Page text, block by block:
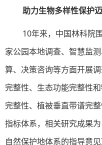
助力生物多样性保护
10年来，中国林科院
家公园本地调查、智慧监
算、决策咨询等方面开展
完整性、生态功能完整性
完整性、植被垂直带谱完
指标体系，相关研究成果
自然保护地体系的指导意